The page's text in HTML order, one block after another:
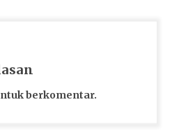
berkomentar.